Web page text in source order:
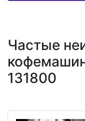
Частые
131800